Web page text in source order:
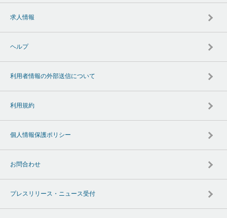
求人情報
ヘルプ
利用者情報の外部送信について
利用規約
個人情報保護ポリシー
お問合わせ
プレスリリース・ニュース受付